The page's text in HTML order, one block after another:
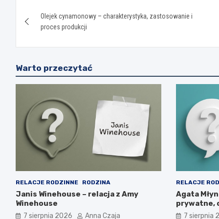
wpisu
Olejek cynamonowy – charakterystyka, zastosowanie i
proces produkcji
Warto przeczytać
RELACJE RODZINNE RODZINA
Janis Winehouse – relacja z Amy
Winehouse
7 sierpnia 2026 Anna Czaja
RELACJE
Agata
prywatne,
7 sierpnia